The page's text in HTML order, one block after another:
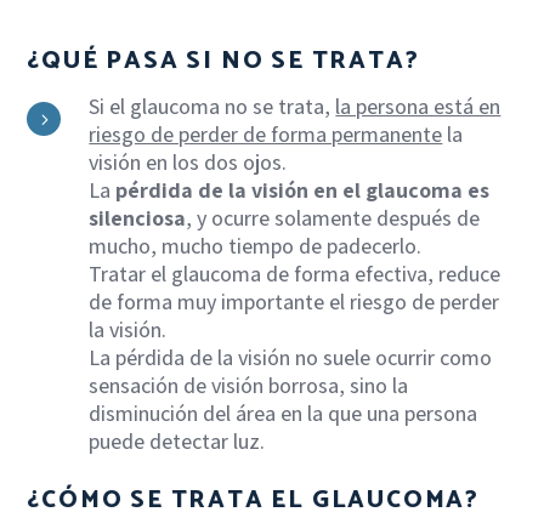
¿QUÉ PASA SI NO SE TRATA?
5 Si el glaucoma no se trata, la persona está en
riesgo de perder de forma permanente la
visión en los dos ojos.
La pérdida de la visión en el glaucoma es
silenciosa, y ocurre solamente después de
mucho, mucho tiempo de padecerlo.
Tratar el glaucoma de forma efectiva, reduce
de forma muy importante el riesgo de perder
la visión.
La pérdida de la visión no suele ocurrir como
sensación de visión borrosa, sino la
disminución del área en la que una persona
puede detectar luz.
¿CÓMO SE TRATA EL GLAUCOMA?